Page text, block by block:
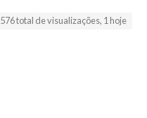
576 total de visualizações, 1 hoje